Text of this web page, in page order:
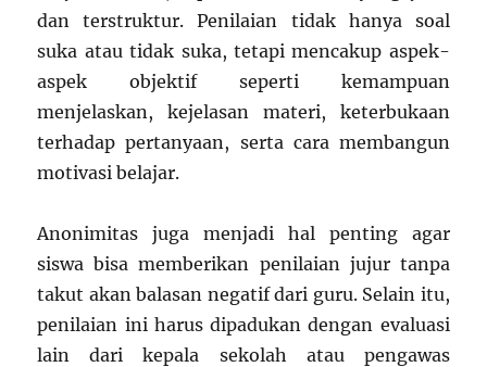
dan terstruktur. Penilaian tidak hanya soal
suka atau tidak suka, tetapi mencakup aspek-
aspek objektif seperti kemampuan
menjelaskan, kejelasan materi, keterbukaan
terhadap pertanyaan, serta cara membangun
motivasi belajar.
Anonimitas juga menjadi hal penting agar
siswa bisa memberikan penilaian jujur tanpa
takut akan balasan negatif dari guru. Selain itu,
penilaian ini harus dipadukan dengan evaluasi
lain dari kepala sekolah atau pengawas